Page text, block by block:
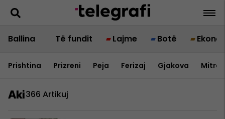
Ballina Të fundit Lajme Botë
Prishtina Prizreni Peja Ferizaj Gjakova
Aki366 Artikuj